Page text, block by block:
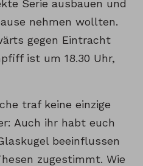
Serie ausbauen und
nehmen wollten.
gegen Eintracht
ist um 18.30 Uhr,
traf keine einzige
Auch ihr habt euch
beeinflussen
zugestimmt. Wie